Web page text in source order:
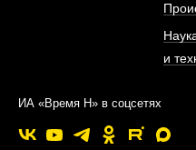
и
ИА «Время Н» в соцсетях